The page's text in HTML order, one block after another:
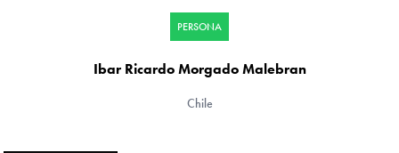
PERSONA
Ibar Ricardo Morgado Malebran
Chile